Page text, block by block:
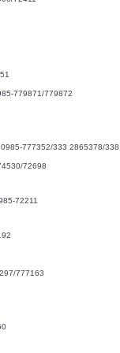
779871/779872
777352/333 2865378/
72698
72211
777163